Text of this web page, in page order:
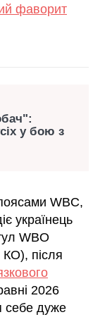
фаворит
у бою з
WBC,
українець
WBO
після
2026
себе дуже